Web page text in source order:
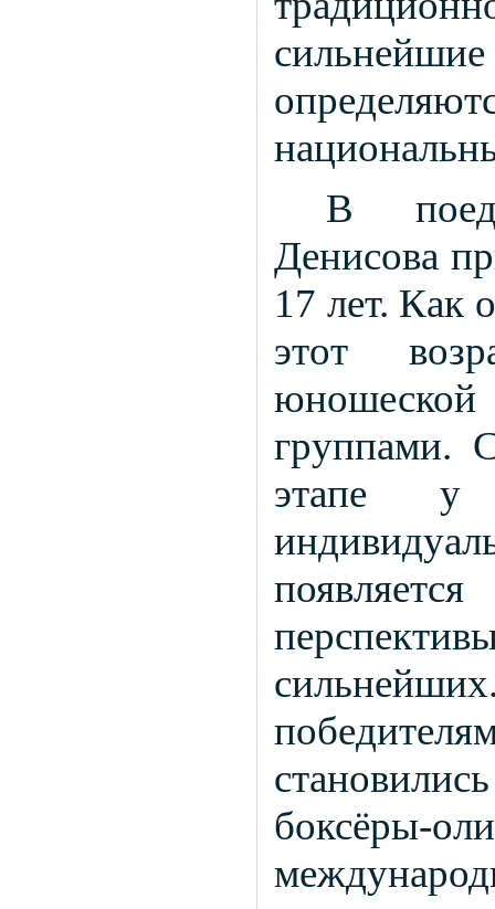
В
Денисова
17 лет. Как
этот
группами.
этапе у
боксёры-